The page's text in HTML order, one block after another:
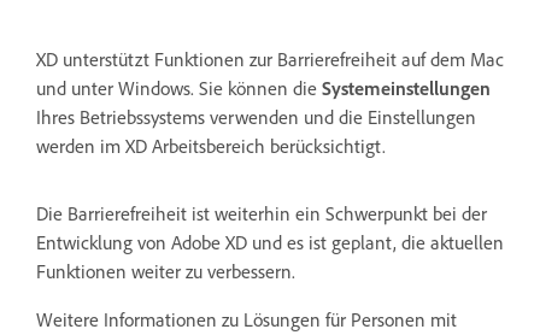
XD unterstützt Funktionen zur Barrierefreiheit auf dem Mac
und unter Windows. Sie können die Systemeinstellungen
Ihres Betriebssystems verwenden und die Einstellungen
werden im XD Arbeitsbereich berücksichtigt.
Die Barrierefreiheit ist weiterhin ein Schwerpunkt bei der
Entwicklung von Adobe XD und es ist geplant, die aktuellen
Funktionen weiter zu verbessern.
Weitere Informationen zu Lösungen für Personen mit